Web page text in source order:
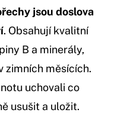
jsou doslova
. Obsahují kvalitní
B a minerály,
zimních měsících.
uchovali co
usušit a uložit.